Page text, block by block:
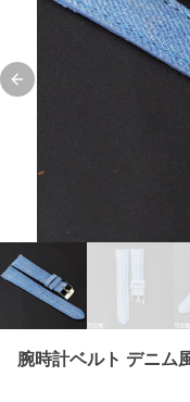
Previous slide
腕時計ベルト デニム